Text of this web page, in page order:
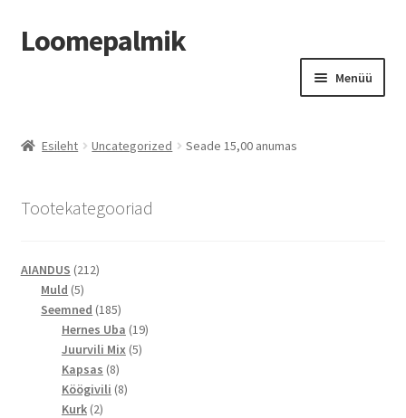
Loomepalmik
Menüü
Esileht Uncategorized Seade 15,00 anumas
Tootekategooriad
AIANDUS 212212
Muld 55
toodet
Seemned 185185
toodet
Hernes Uba 1919
Juurvili Mix 55
Kapsas 88
toodet
Köögivili 88
Kurk 22